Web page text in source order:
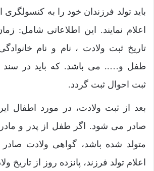
باید تولد فرزندان خود را به
اعلام نمایند. این اطلاعاتی شامل:
تاریخ ثبت ولادت ، نام و نام
طفل و….. می باشد. که باید در سند
ثبت احوال ثبت گردد.
بعد از ثبت ولادت، در مورد اطفال
صادر می شود. اگر طفل از پدر و
متولد شده باشد، گواهی ولادت
اعلام تولد فرزند، پانزده روز از تاریخ